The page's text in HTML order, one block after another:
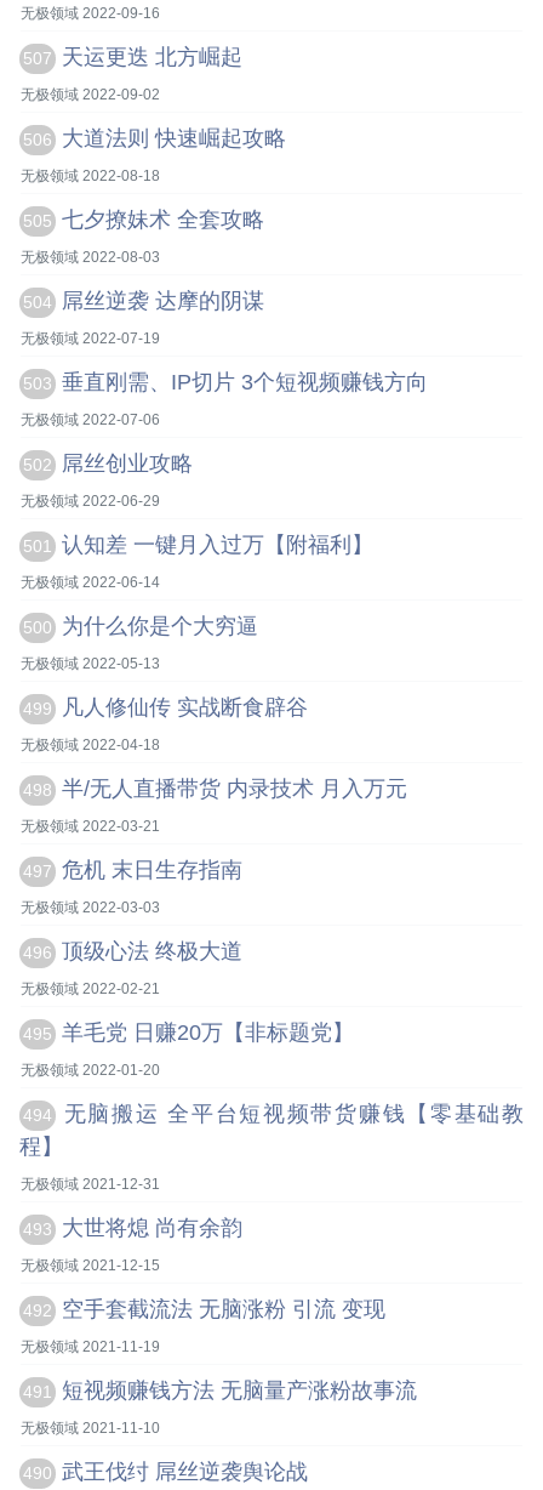
无极领域 2022-09-16
507 天运更迭 北方崛起
无极领域 2022-09-02
506 大道法则 快速崛起攻略
无极领域 2022-08-18
505 七夕撩妹术 全套攻略
无极领域 2022-08-03
504 屌丝逆袭 达摩的阴谋
无极领域 2022-07-19
503 垂直刚需、IP切片 3个短视频赚钱方向
无极领域 2022-07-06
502 屌丝创业攻略
无极领域 2022-06-29
501 认知差 一键月入过万【附福利】
无极领域 2022-06-14
500 为什么你是个大穷逼
无极领域 2022-05-13
499 凡人修仙传 实战断食辟谷
无极领域 2022-04-18
498 半/无人直播带货 内录技术 月入万元
无极领域 2022-03-21
497 危机 末日生存指南
无极领域 2022-03-03
496 顶级心法 终极大道
无极领域 2022-02-21
495 羊毛党 日赚20万【非标题党】
无极领域 2022-01-20
494
无脑搬运 全平台短视频带货赚钱【零基础教
程】
无极领域 2021-12-31
493 大世将熄 尚有余韵
无极领域 2021-12-15
492 空手套截流法 无脑涨粉 引流 变现
无极领域 2021-11-19
491 短视频赚钱方法 无脑量产涨粉故事流
无极领域 2021-11-10
490 武王伐纣 屌丝逆袭舆论战